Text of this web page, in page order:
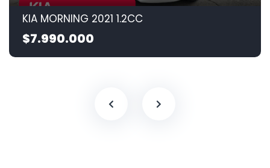
KIA MORNING 2021 1.2CC
$7.990.000